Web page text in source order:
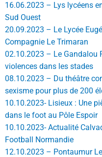
16.06.2023 – Lys lycéens
Sud Ouest
20.09.2023 – Le Lycée
Compagnie Le Trimaran
02.10.2023 – Le Gandalou
violences dans les stades
08.10.2023 – Du théâtre
sexisme pour plus de 200
10.10.2023- Lisieux : Une
dans le foot au Pôle Espoir
10.10.2023- Actualité
Football Normandie
12.10.2023 – Pontaumur